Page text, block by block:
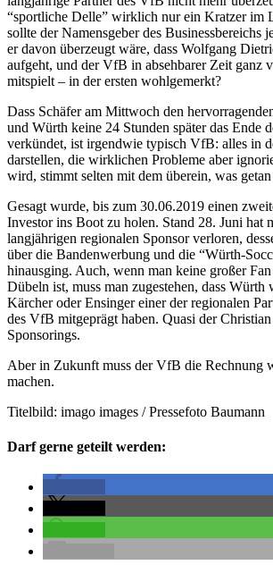
“sportliche Delle” wirklich nur ein Kratzer im
sollte der Namensgeber des Businessbereichs
er davon überzeugt wäre, dass Wolfgang
aufgeht, und der VfB in absehbarer Zeit ganz
mitspielt – in der ersten wohlgemerkt?
Dass Schäfer am Mittwoch den
und Würth keine 24 Stunden später das Ende
verkündet, ist irgendwie typisch VfB: alles in
darstellen, die wirklichen Probleme aber
wird, stimmt selten mit dem überein, was
Gesagt wurde, bis zum 30.06.2019 einen
Investor ins Boot zu holen. Stand 28. Juni hat
langjährigen regionalen Sponsor verloren,
über die Bandenwerbung und die “Würth-
hinausging. Auch, wenn man keine großer
Dübeln ist, muss man zugestehen, dass Würth
Kärcher oder Ensinger einer der regionalen
des VfB mitgeprägt haben. Quasi der
Sponsorings.
Aber in Zukunft muss der VfB die Rechnung
machen.
Titelbild: imago images / Pressefoto Baumann
Darf gerne geteilt werden: